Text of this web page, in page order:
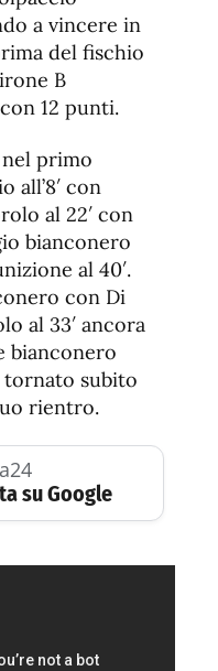
a vincere in
del fischio
B
12 punti.
primo
all’8′ con
al 22′ con
bianconero
al 40′.
con Di
al 33′ ancora
bianconero
subito
rientro.
su Google